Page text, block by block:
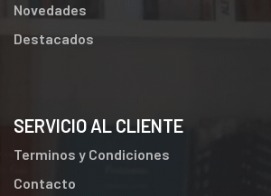
Novedades
Destacados
SERVICIO AL CLIENTE
Terminos y Condiciones
Contacto